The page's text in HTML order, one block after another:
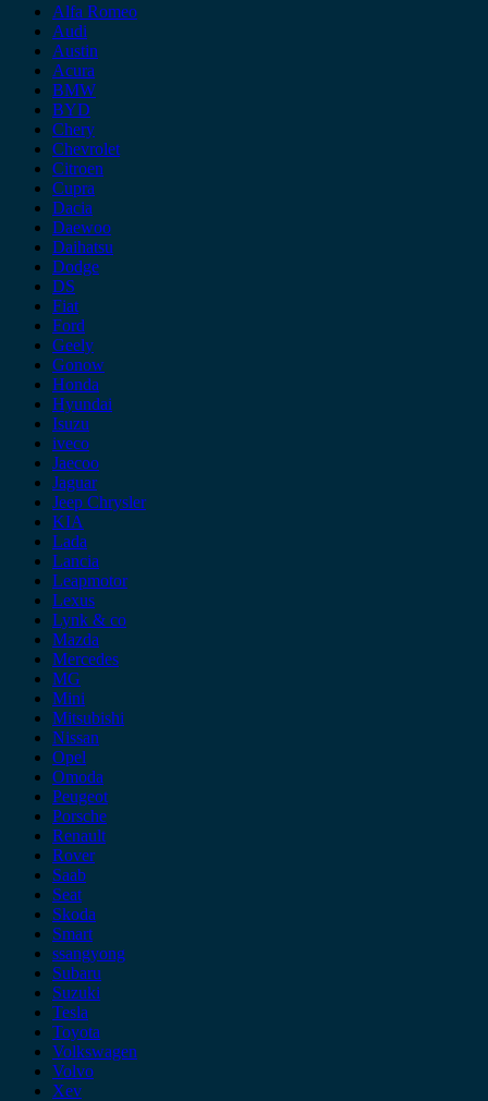
Alfa Romeo
Audi
Austin
Acura
BMW
BYD
Chery
Chevrolet
Citroen
Cupra
Dacia
Daewoo
Daihatsu
Dodge
DS
Fiat
Ford
Geely
Gonow
Honda
Hyundai
Isuzu
iveco
Jaecoo
Jaguar
Jeep Chrysler
KIA
Lada
Lancia
Leapmotor
Lexus
Lynk & co
Mazda
Mercedes
MG
Mini
Mitsubishi
Nissan
Opel
Omoda
Peugeot
Porsche
Renault
Rover
Saab
Seat
Skoda
Smart
ssangyong
Subaru
Suzuki
Tesla
Toyota
Volkswagen
Volvo
Xev